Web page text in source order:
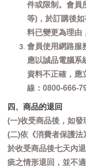
件或限制。會員
等)，於訂購後
料已變更為理由
會員使用網路服
應以誠品電腦系
資料不正確，應
線：0800-666-
四、商品的退回
(一)收受商品後，如發
(二)依《消費者保護
於收受商品後七天內
疵之情形退回，並不